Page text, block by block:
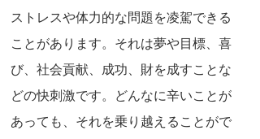
ストレスや体力的な問題を凌駕できる
ことがあります。それは夢や目標、喜
び、社会貢献、成功、財を成すことな
どの快刺激です。どんなに辛いことが
あっても、それを乗り越えることがで